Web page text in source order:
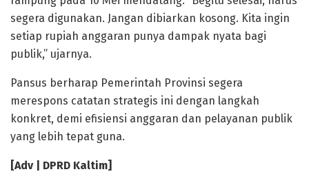
segera digunakan. Jangan dibiarkan kosong. Kita ingin
setiap rupiah anggaran punya dampak nyata bagi
publik,” ujarnya.
Pansus berharap Pemerintah Provinsi segera
merespons catatan strategis ini dengan langkah
konkret, demi efisiensi anggaran dan pelayanan publik
yang lebih tepat guna.
[Adv | DPRD Kaltim]